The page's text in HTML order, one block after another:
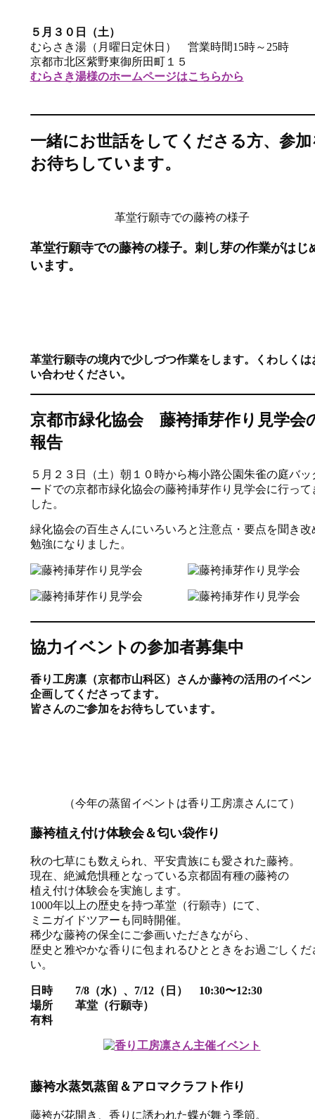
５月３０日（土）
むらさき湯（月曜日定休日） 営業時間15時～25時
京都市北区紫野東御所田町１５
むらさき湯様のホームページはこちらから
一緒にお世話をしてくださる方、参加
お待ちしています。
革堂行願寺での藤袴の様子
革堂行願寺での藤袴の様子。刺し芽の作業がはじ
います。
革堂行願寺の境内で少しづつ作業をします。くわしくは
い合わせください。
京都市緑化協会 藤袴挿芽作り見学会
報告
５月２３日（土）朝１０時から梅小路公園朱雀の庭バッ
ードでの京都市緑化協会の藤袴挿芽作り見学会に行って
した。
緑化協会の百生さんにいろいろと注意点・要点を聞き改
勉強になりました。
協力イベントの参加者募集中
香り工房凛（京都市山科区）さんか藤袴の活用のイベン
企画してくださってます。
皆さんのご参加をお待ちしています。
（今年の蒸留イベントは香り工房凛さんにて）
藤袴植え付け体験会＆匂い袋作り
秋の七草にも数えられ、平安貴族にも愛された藤袴。
現在、絶滅危惧種となっている京都固有種の藤袴の
植え付け体験会を実施します。
1000年以上の歴史を持つ革堂（行願寺）にて、
ミニガイドツアーも同時開催。
稀少な藤袴の保全にご参画いただきながら、
歴史と雅やかな香りに包まれるひとときをお過ごしくだ
い。
日時 7/8（水）、7/12（日） 10:30〜12:30
場所 革堂（行願寺）
有料
藤袴水蒸気蒸留＆アロマクラフト作り
藤袴が花開き、香りに誘われた蝶が舞う季節。